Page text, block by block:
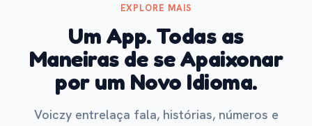
EXPLORE MAIS
Um App. Todas as
Maneiras de se Apaixonar
por um Novo Idioma.
Voiczy entrelaça fala, histórias, números e